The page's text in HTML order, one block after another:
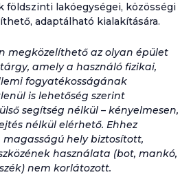
földszinti lakóegységei, közösségi
adaptálható kialakítására.
megközelíthető az olyan épület
amely a használó fizikai,
fogyatékosságának
is lehetőség szerint
segítség nélkül – kényelmesen,
nélkül elérhető. Ehhez
hely biztosított,
használata (bot, mankó,
nem korlátozott.